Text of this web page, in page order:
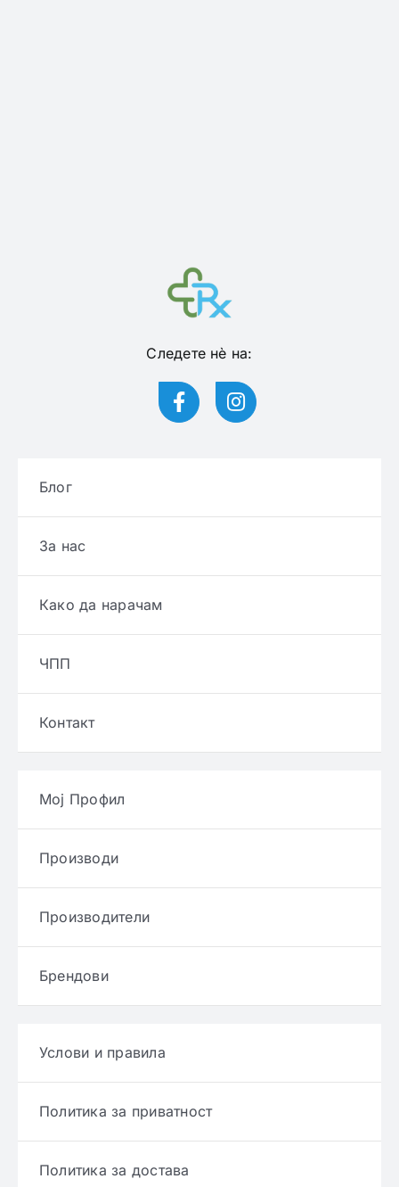
Следете нѐ на:
Блог
За нас
Како да нарачам
ЧПП
Контакт
Мој Профил
Производи
Производители
Брендови
Услови и правила
Политика за приватност
Политика за достава